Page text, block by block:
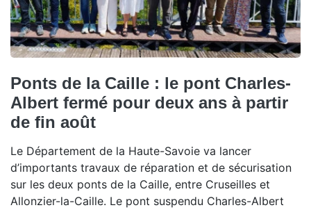
Ponts de la Caille : le pont Charles-
Albert fermé pour deux ans à partir
de fin août
Le Département de la Haute-Savoie va lancer
d’importants travaux de réparation et de sécurisation
sur les deux ponts de la Caille, entre Cruseilles et
Allonzier-la-Caille. Le pont suspendu Charles-Albert